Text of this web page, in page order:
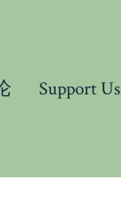
Support Us